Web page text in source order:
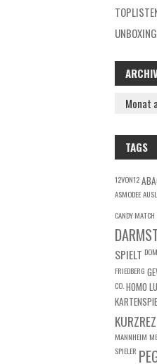
UNBOXING
ARCHIV
TAGS
12VON12
ASMODEE
CANDY MATCH
SPIELT
FRIEDBERG
CO. HOMO
MANNHEIM
SPIELER